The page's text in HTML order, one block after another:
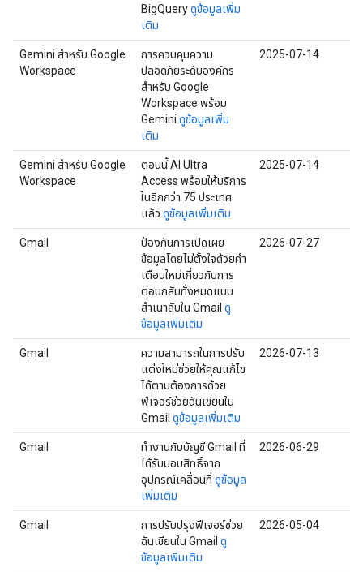
BigQueryดูข้อมูลเพิ่ม
เติม
Gemini สำหรับ Google
Workspace
การควบคุมความ
ปลอดภัยระดับองค์กร
สำหรับ Google
Workspace พร้อม
Gemini ดูข้อมูลเพิ่ม
เติม
2025-07-14
Gemini สำหรับ Google
Workspace
ตอนนี้ AI Ultra
Access พร้อมให้บริการ
ในอีกกว่า 75 ประเทศ
แล้ว ดูข้อมูลเพิ่มเติม
2025-07-14
Gmail
ป้องกันการเปิดเผย
ข้อมูลโดยไม่ตั้งใจด้วยคำ
เตือนใหม่เกี่ยวกับการ
ตอบกลับทั้งหมดแบบ
สำเนาลับใน Gmail ดู
ข้อมูลเพิ่มเติม
2026-07-27
Gmail
ความสามารถในการปรับ
แต่งใหม่ช่วยให้คุณแก้ไข
ได้ตามต้องการด้วย
ฟีเจอร์ช่วยฉันเขียนใน
Gmail ดูข้อมูลเพิ่มเติม
2026-07-13
Gmail
ทำงานกับบัญชี Gmail ที่
ได้รับมอบสิทธิ์จาก
อุปกรณ์เคลื่อนที่ ดูข้อมูล
เพิ่มเติม
2026-06-29
Gmail
การปรับปรุงฟีเจอร์ช่วย
ฉันเขียนใน Gmail ดู
ข้อมูลเพิ่มเติม
2026-05-04